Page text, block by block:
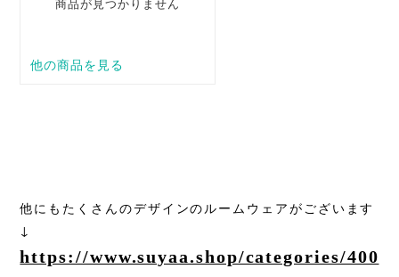
他にもたくさんのデザインのルームウェアがございます
↓
https://www.suyaa.shop/categories/400